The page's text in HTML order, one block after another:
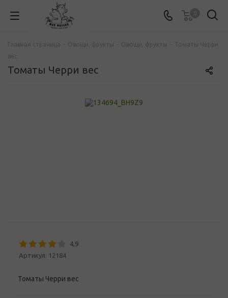
Томаты Черри вес
4,9
Артикул: 12184
Томаты Черри вес